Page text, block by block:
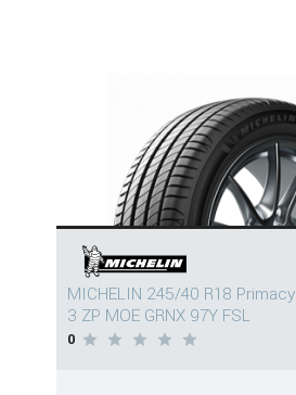
MICHELIN 245/40 R18 Primacy
3 ZP MOE GRNX 97Y FSL
0